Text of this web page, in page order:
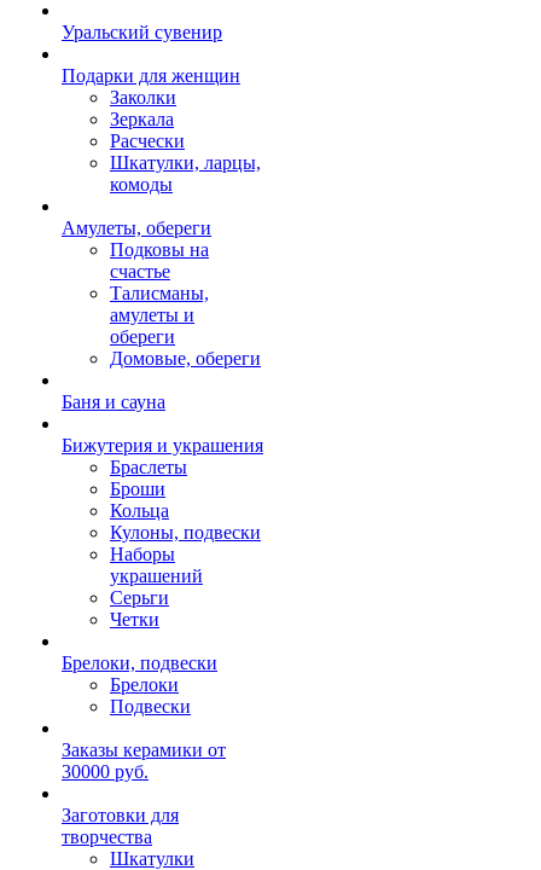
Уральский сувенир
Подарки для женщин
Заколки
Зеркала
Расчески
Шкатулки, ларцы,
комоды
Амулеты, обереги
Подковы на
счастье
Талисманы,
амулеты и
обереги
Домовые, обереги
Баня и сауна
Бижутерия и украшения
Браслеты
Броши
Кольца
Кулоны, подвески
Наборы
украшений
Серьги
Четки
Брелоки, подвески
Брелоки
Подвески
Заказы керамики от
30000 руб.
Заготовки для
творчества
Шкатулки